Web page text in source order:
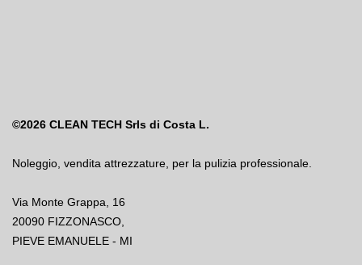
©2026 CLEAN TECH Srls di Costa L.
Noleggio, vendita attrezzature, per la pulizia professionale.
Via Monte Grappa, 16
20090 FIZZONASCO,
PIEVE EMANUELE - MI